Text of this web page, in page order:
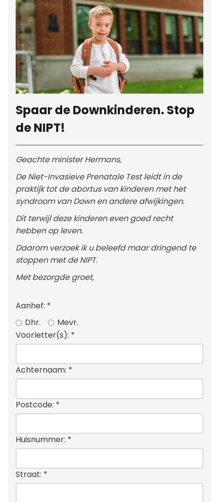
Spaar de Downkinderen. Stop
de NIPT!
Geachte minister Hermans,
De Niet-Invasieve Prenatale Test leidt in de
praktijk tot de abortus van kinderen met het
syndroom van Down en andere afwijkingen.
Dit terwijl deze kinderen even goed recht
hebben op leven.
Daarom verzoek ik u beleefd maar dringend te
stoppen met de NIPT.
Met bezorgde groet,
Aanhef: *
Dhr.
Mevr.
Voorletter(s): *
Achternaam: *
Postcode: *
Huisnummer: *
Straat: *